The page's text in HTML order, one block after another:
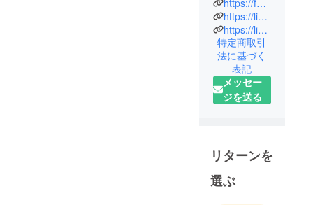
て女性起業
家として28
年。自分で
考案した氣
質診断とい
う鑑定法を
ベースに女
入れていま
す。建築士
としての
https://lin.ee/HWVhLA8
https://lin.ee/HWVhLA8
特定商取引
法に基づく
表記
メッセー
ジを送る
リターンを
選ぶ